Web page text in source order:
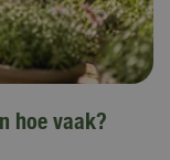
hoe vaak?